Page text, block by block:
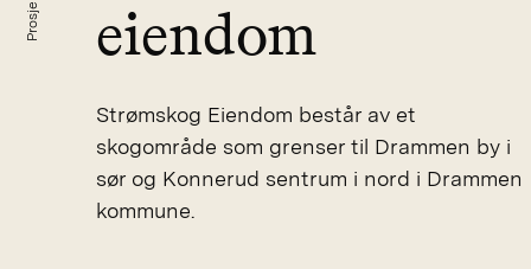
eiendom
Strømskog Eiendom består av et
skogområde som grenser til Drammen by i
sør og Konnerud sentrum i nord i Drammen
kommune.